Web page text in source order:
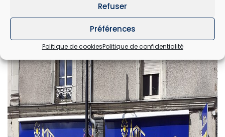
Refuser
Préférences
Politique de cookiesPolitique de confidentialité